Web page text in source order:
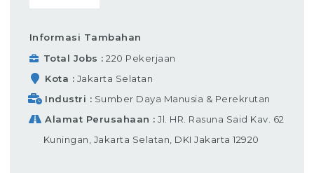
Informasi Tambahan
Total Jobs
220 Pekerjaan
Kota
Jakarta Selatan
Industri
Sumber Daya Manusia & Perekrutan
Alamat Perusahaan
Jl. HR. Rasuna Said Kav. 62
Kuningan, Jakarta Selatan, DKI Jakarta 12920